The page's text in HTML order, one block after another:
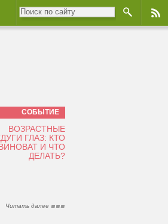
СОБЫТИЕ
ВОЗРАСТНЫЕ
ГЛАЗ: КТО
И ЧТО
ДЕЛАТЬ?
Читать далее